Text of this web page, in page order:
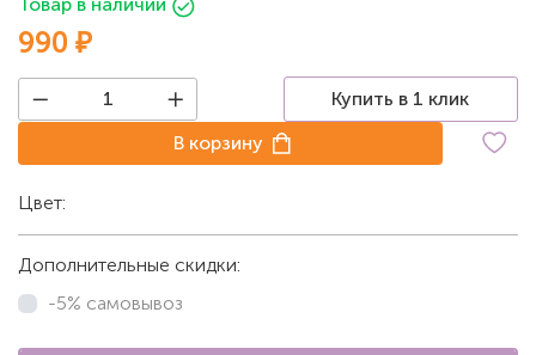
990 ₽
Купить в 1 клик
В корзину
Цвет:
Дополнительные скидки:
-5% самовывоз